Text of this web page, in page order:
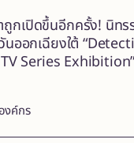
องค์กร
กเปิดขึ้นอีกครั้ง! นิทร
นออกเฉียงใต้
Series